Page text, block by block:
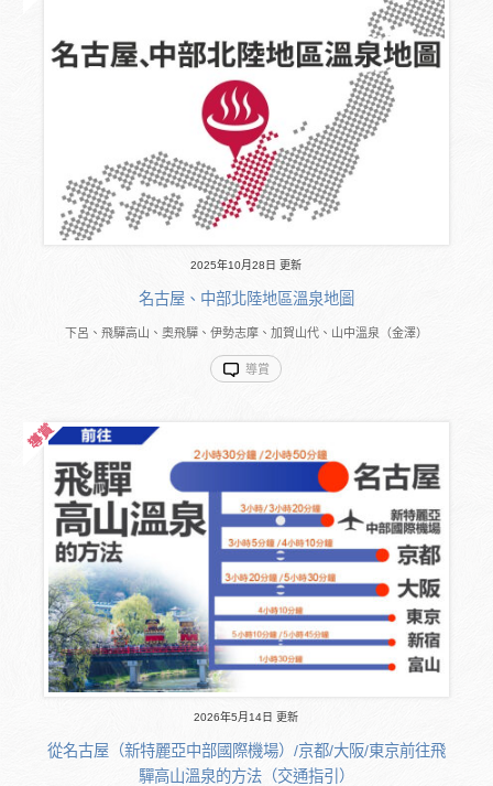
2025年10月28日 更新
名古屋、中部北陸地區溫泉地圖
下呂、飛驒高山、奧飛驒、伊勢志摩、加賀山代、山中溫泉（金澤）
導賞
2026年5月14日 更新
從名古屋（新特麗亞中部國際機場）/京都/大阪/東京前往飛
驒高山溫泉的方法（交通指引）